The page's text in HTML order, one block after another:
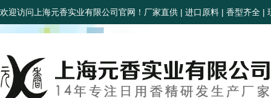
欢迎访问上海元香实业有限公司官网！厂家直供 | 进口原料 | 香型齐全 |